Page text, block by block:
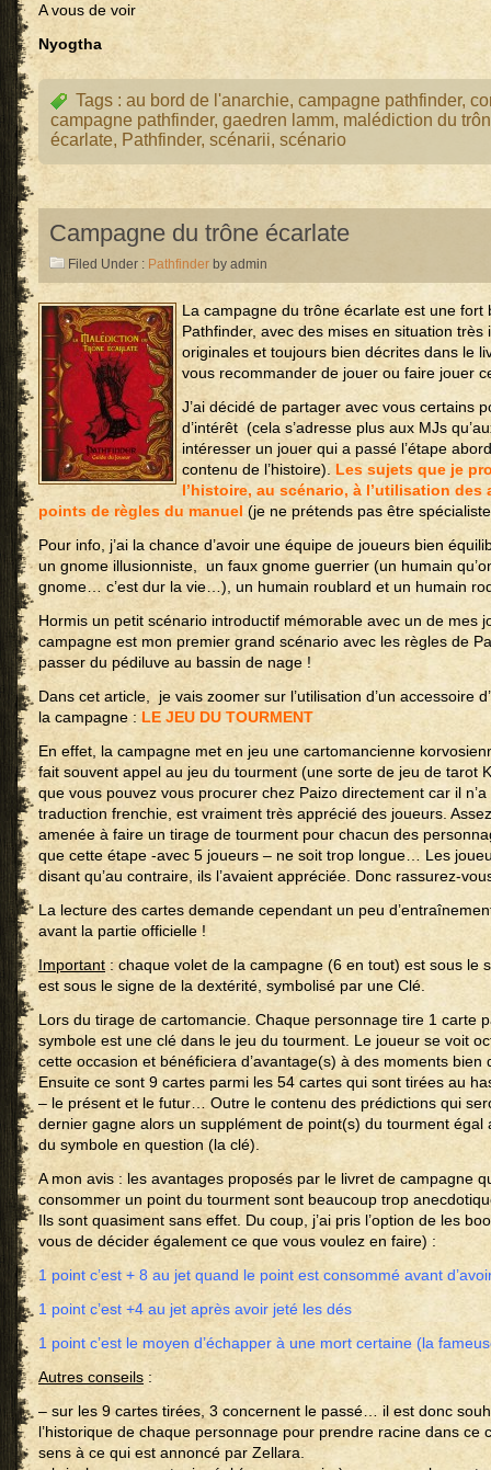
A vous de voir
Nyogtha
Tags : au bord de l'anarchie, campagne pathfinder,
campagne pathfinder, gaedren lamm, malédiction du
écarlate, Pathfinder, scénarii, scénario
Campagne du trône écarlate
Filed Under : Pathfinder by admin
La campagne du trône écarlate est une fort
Pathfinder, avec des mises en situation
originales et toujours bien décrites dans le
vous recommander de jouer ou faire jouer
J’ai décidé de partager avec vous certains
d’intérêt (cela s’adresse plus aux MJs
intéresser un jouer qui a passé l’étape
contenu de l’histoire).
Les sujets que je
l’histoire, au scénario, à l’utilisation des
points de règles du manuel (je ne prétends pas être
Pour info, j’ai la chance d’avoir une équipe de joueurs bien
un gnome illusionniste, un faux gnome guerrier (un humain
gnome… c’est dur la vie…), un humain roublard et un humain
Hormis un petit scénario introductif mémorable avec un de mes
campagne est mon premier grand scénario avec les règles de
passer du pédiluve au bassin de nage !
Dans cet article, je vais zoomer sur l’utilisation d’un accessoire
la campagne : LE JEU DU TOURMENT
En effet, la campagne met en jeu une cartomancienne
fait souvent appel au jeu du tourment (une sorte de jeu de tarot
que vous pouvez vous procurer chez Paizo directement car il n’a
traduction frenchie, est vraiment très apprécié des joueurs.
amenée à faire un tirage de tourment pour chacun des
que cette étape -avec 5 joueurs – ne soit trop longue… Les
disant qu’au contraire, ils l’avaient appréciée. Donc rassurez-
La lecture des cartes demande cependant un peu
avant la partie officielle !
Important : chaque volet de la campagne (6 en tout) est sous le
est sous le signe de la dextérité, symbolisé par une Clé.
Lors du tirage de cartomancie. Chaque personnage tire 1 carte
symbole est une clé dans le jeu du tourment. Le joueur se voit
cette occasion et bénéficiera d’avantage(s) à des moments bien
Ensuite ce sont 9 cartes parmi les 54 cartes qui sont tirées au
– le présent et le futur… Outre le contenu des prédictions qui
dernier gagne alors un supplément de point(s) du tourment égal
du symbole en question (la clé).
A mon avis : les avantages proposés par le livret de campagne
consommer un point du tourment sont beaucoup trop
Ils sont quasiment sans effet. Du coup, j’ai pris l’option de les
vous de décider également ce que vous voulez en faire) :
1 point c’est + 8 au jet quand le point est consommé avant
1 point c’est +4 au jet après avoir jeté les dés
1 point c’est le moyen d’échapper à une mort certaine (la
Autres conseils :
– sur les 9 cartes tirées, 3 concernent le passé… il est donc
l’historique de chaque personnage pour prendre racine dans ce
sens à ce qui est annoncé par Zellara.